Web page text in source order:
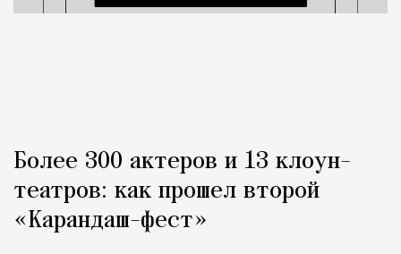
Более 300 актеров и 13 клоун-
театров: как прошел второй
«Карандаш-фест»